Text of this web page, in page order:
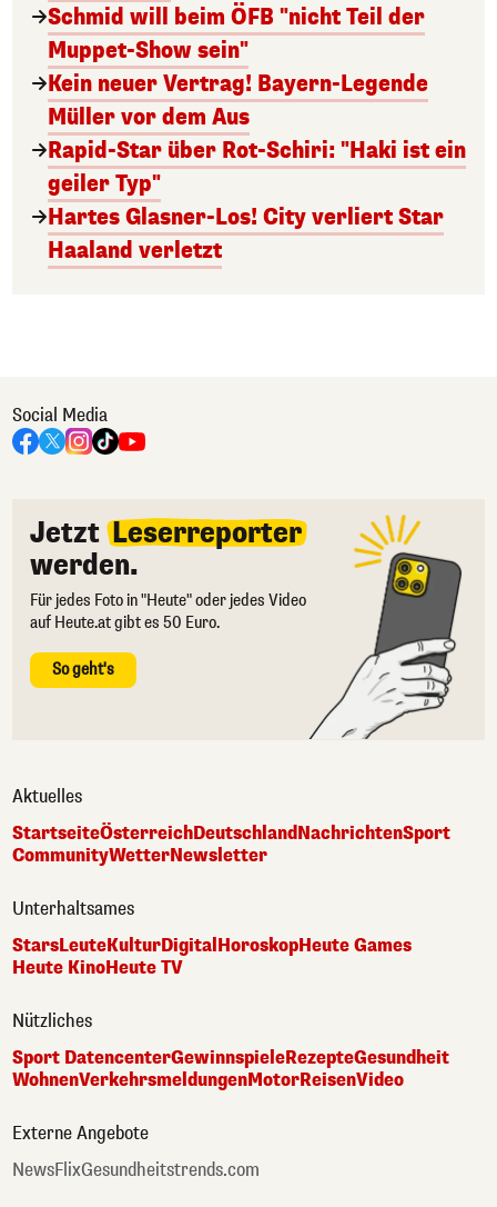
Schmid will beim ÖFB "nicht Teil der
Muppet-Show sein"
Kein neuer Vertrag! Bayern-Legende
Müller vor dem Aus
Rapid-Star über Rot-Schiri: "Haki ist ein
geiler Typ"
Hartes Glasner-Los! City verliert Star
Haaland verletzt
Social Media
Jetzt Leserreporter
werden.
Für jedes Foto in "Heute" oder jedes Video
auf Heute.at gibt es 50 Euro.
So geht's
Aktuelles
StartseiteÖsterreichDeutschlandNachrichtenSport
CommunityWetterNewsletter
Unterhaltsames
StarsLeuteKulturDigital HoroskopHeute Games
Heute KinoHeute TV
Nützliches
Sport DatencenterGewinnspieleRezepteGesundheit
WohnenVerkehrsmeldungenMotorReisenVideo
Externe Angebote
NewsFlixGesundheitstrends.com